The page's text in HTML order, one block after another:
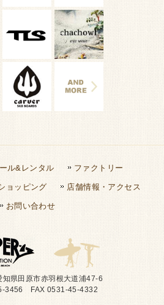
ル&レンタル ファクトリー
ョッピング 店舗情報・アクセス
お問い合わせ
県田原市赤羽根大道浦47-6
3456 FAX 0531-45-4332